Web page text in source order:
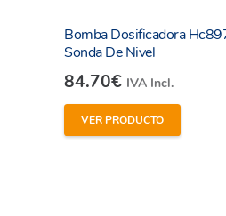
He leído y estoy
Bomba Dosificadora
Sonda De Nivel
84.70€ IVA Incl.
VER PRODUCTO